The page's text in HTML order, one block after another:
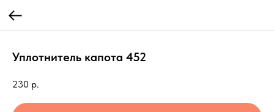
Уплотнитель капота 452
230 р.